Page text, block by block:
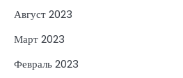
Август 2023
Март 2023
Февраль 2023